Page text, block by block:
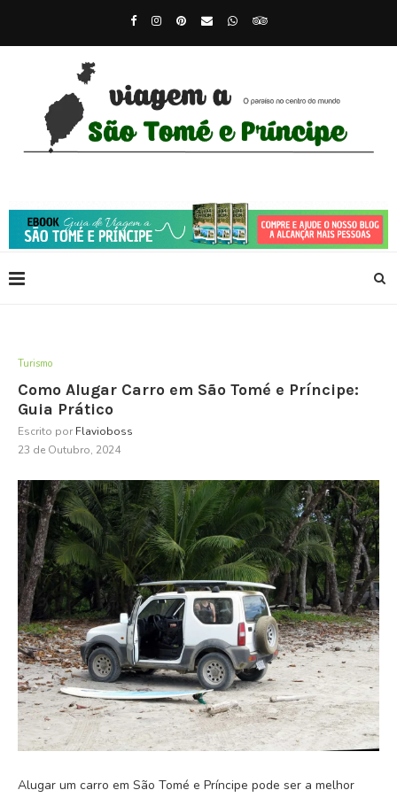
Turismo
Como Alugar Carro em São Tomé e Príncipe:
Guia Prático
Escrito por Flavioboss
23 de Outubro, 2024
Alugar um carro em São Tomé e Príncipe pode ser a melhor